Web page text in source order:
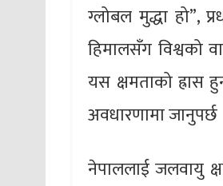
ग्लोबल मुद्धा हो”,
हिमालसँग विश्वको
यस क्षमताको ह्रास
अवधारणामा जानुपर्छ
नेपाललाई जलवायु